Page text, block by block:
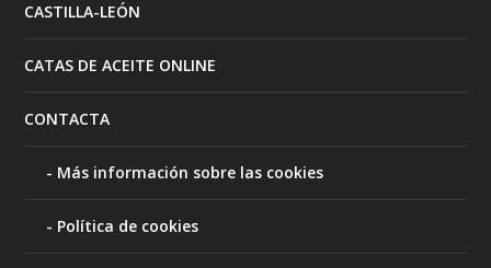
CASTILLA-LEÓN
CATAS DE ACEITE ONLINE
CONTACTA
Más información sobre las cookies
Política de cookies